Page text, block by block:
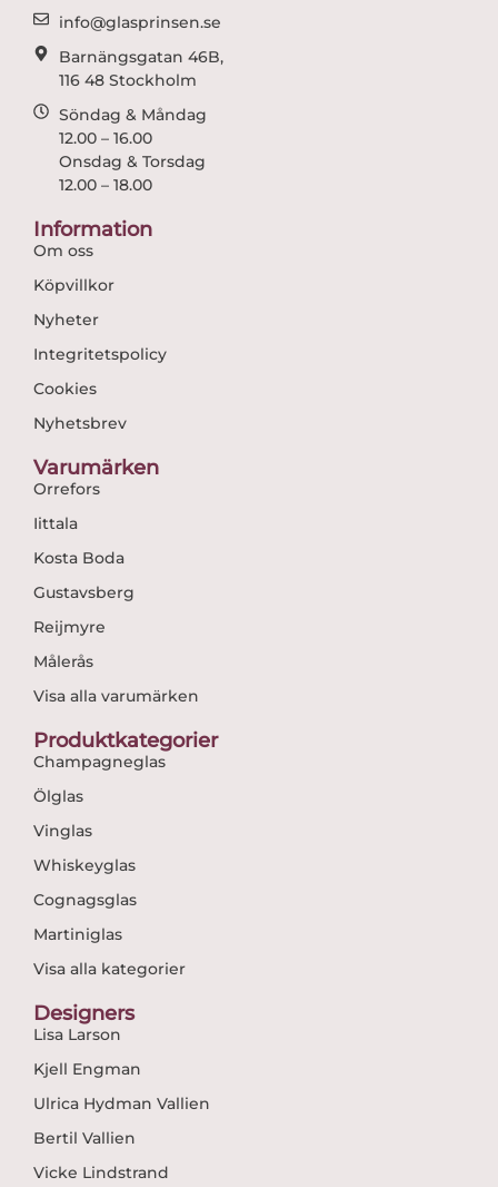
info@glasprinsen.se
Barnängsgatan 46B,
116 48 Stockholm
Söndag & Måndag
12.00 – 16.00
Onsdag & Torsdag
12.00 – 18.00
Information
Om oss
Köpvillkor
Nyheter
Integritetspolicy
Cookies
Nyhetsbrev
Varumärken
Orrefors
Iittala
Kosta Boda
Gustavsberg
Reijmyre
Målerås
Visa alla varumärken
Produktkategorier
Champagneglas
Ölglas
Vinglas
Whiskeyglas
Cognagsglas
Martiniglas
Visa alla kategorier
Designers
Lisa Larson
Kjell Engman
Ulrica Hydman Vallien
Bertil Vallien
Vicke Lindstrand